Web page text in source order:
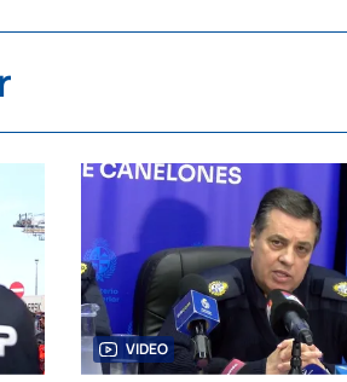
VIDEO